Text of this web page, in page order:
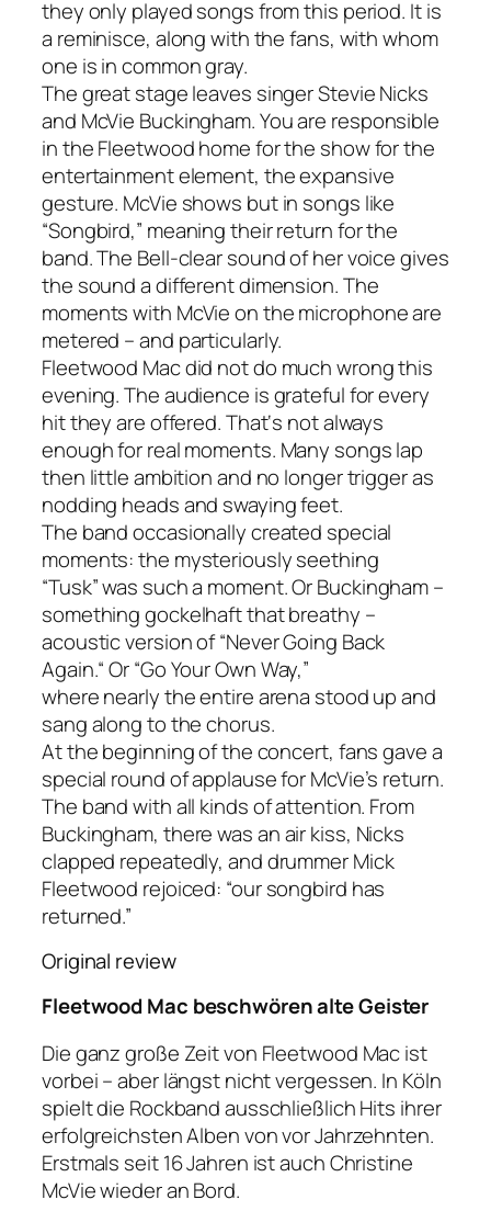
theyonly playedsongsfromthis period. It is
a reminisce, along with the fans, with whom
one is in common gray.
Thegreatstageleaves singerStevieNicks
and McVie Buckingham.Youare responsible
intheFleetwoodhomeforthe showforthe
entertainmentelement, theexpansive
gesture. McVie shows butin songs like
“Songbird,” meaningtheirreturnforthe
band.The Bell-clearsoundofhervoicegives
the soundadifferentdimension.The
moments with McVieonthemicrophoneare
metered –and particularly.
Fleetwood Macdid notdo muchwrongthis
evening.Theaudience isgratefulforevery
hit they areoffered.That‘s notalways
enoughforrealmoments. Many songslap
then littleambitionand no longertriggeras
nodding headsand swayingfeet.
The bandoccasionally created special
moments:the mysteriously seething
“Tusk”was sucha moment.OrBuckingham–
somethinggockelhaftthat breathy –
acoustic versionof“NeverGoing Back
Again.“ Or“GoYourOwnWay,”
wherenearlythe entirearena stoodup and
sang along tothe chorus.
At the beginning of the concert, fansgavea
special round ofapplauseforMcVie’s return.
The bandwithall kinds ofattention. From
Buckingham, there wasanair kiss, Nicks
clapped repeatedly, anddrummerMick
Fleetwood rejoiced: “oursongbird has
returned.”
Original review
Fleetwood Mac beschwören alte Geister
Die ganz große Zeit von Fleetwood Mac ist
vorbei – aber längst nicht vergessen. In Köln
spielt die Rockband ausschließlich Hits ihrer
erfolgreichsten Alben von vor Jahrzehnten.
Erstmals seit 16 Jahren ist auch Christine
McVie wieder an Bord.